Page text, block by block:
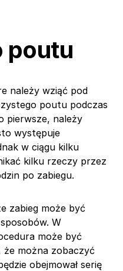
poutu
należy wziąć pod
poutu podczas
pierwsze, należy
występuje
w ciągu kilku
kilku rzeczy przez
po zabiegu.
zabieg może być
W
może być
że można zobaczyć
obejmował serię